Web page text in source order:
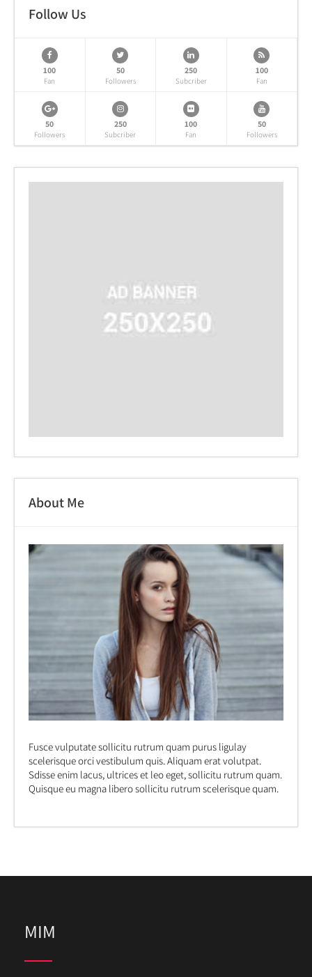
Follow Us
100
Fan
50
Followers
250
Subcriber
100
Fan
50
Followers
250
Subcriber
100
Fan
50
Followers
About Me
Fusce vulputate sollicitu rutrum quam purus ligulay
scelerisque orci vestibulum quis. Aliquam erat volutpat.
Sdisse enim lacus, ultrices et leo eget, sollicitu rutrum quam.
Quisque eu magna libero sollicitu rutrum scelerisque quam.
MIM